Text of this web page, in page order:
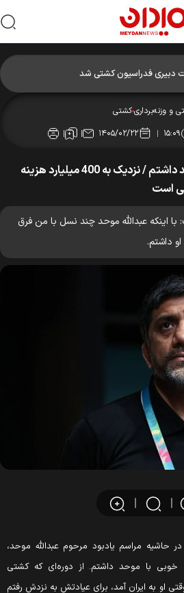
دبیری فدراسیون کشتی شد
و وزنه‌برداریکشتی
۱۵:۰۹ ۱۴۰۵/۰۲/۲۲
دبیر: رفاقت نزدیکی با موحد داشتم / نزدیک به 400 میلیارد هزینه
است
اینکه عبدالله موحد چند نسل با من فرق
داشتم.
در حاشیه مراسم یادبود مرحوم عبدالله موحد،
با موحد داشتم. از دوره‌ای که کشتی
او به ایران آمد، برای عیادتش به نزدش رفتم